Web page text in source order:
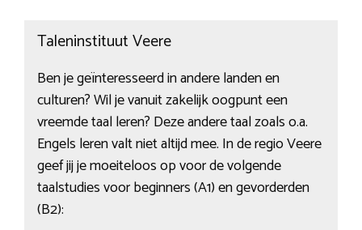
Taleninstituut Veere
Ben je geïnteresseerd in andere landen en
culturen? Wil je vanuit zakelijk oogpunt een
vreemde taal leren? Deze andere taal zoals o.a.
Engels leren valt niet altijd mee. In de regio Veere
geef jij je moeiteloos op voor de volgende
taalstudies voor beginners (A1) en gevorderden
(B2):